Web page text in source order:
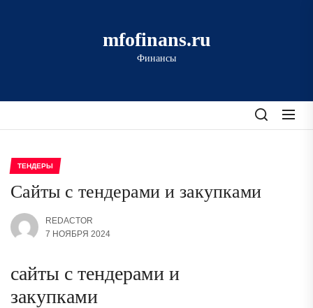
mfofinans.ru
Финансы
ТЕНДЕРЫ
Сайты с тендерами и закупками
REDACTOR
7 НОЯБРЯ 2024
сайты с тендерами и
закупками